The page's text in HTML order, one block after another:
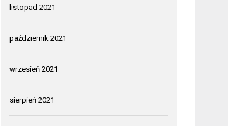
listopad 2021
październik 2021
wrzesień 2021
sierpień 2021